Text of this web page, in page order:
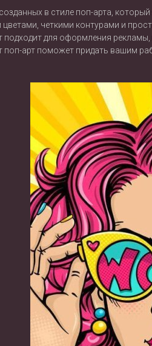
в стиле поп-арта,
четкими контурами и
подходит для оформления
поп-арт поможет придать вашим